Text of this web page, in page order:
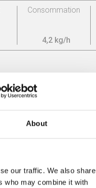
About
our traffic. We also share
who may combine it with
Consommation
4,2 kg/h